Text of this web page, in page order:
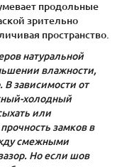
продольные
зрительно
пространство.
натуральной
влажности,
В зависимости от
холодный
или
замков в
смежными
Но если шов